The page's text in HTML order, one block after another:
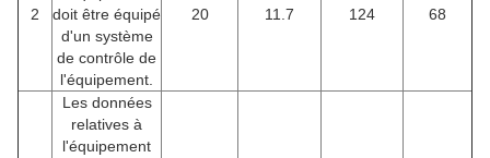
2
doit être équipé
d'un système
de contrôle de
l'équipement.
20 11.7 124 68
Les données
relatives à
l'équipement